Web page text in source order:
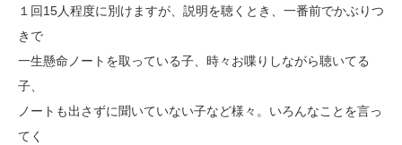
１回15人程度に別けますが、説明を聴くとき、一番前でかぶりつ
きで
一生懸命ノートを取っている子、時々お喋りしながら聴いてる
子、
ノートも出さずに聞いていない子など様々。いろんなことを言っ
てく